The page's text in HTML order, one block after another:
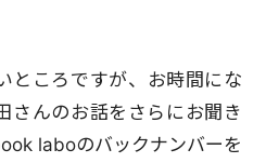
ところですが、お時間にな
さんのお話をさらにお聞き
laboのバックナンバーを